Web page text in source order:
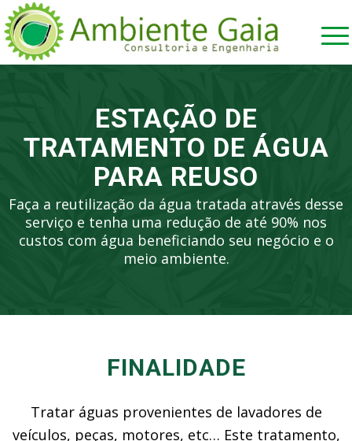
ESTAÇÃO DE
TRATAMENTO DE ÁGUA
PARA REUSO
Faça a reutilização da água tratada através desse
serviço e tenha uma redução de até 90% nos
custos com água beneficiando seu negócio e o
meio ambiente.
FINALIDADE
Tratar águas provenientes de lavadores de
veículos, peças, motores, etc… Este tratamento,